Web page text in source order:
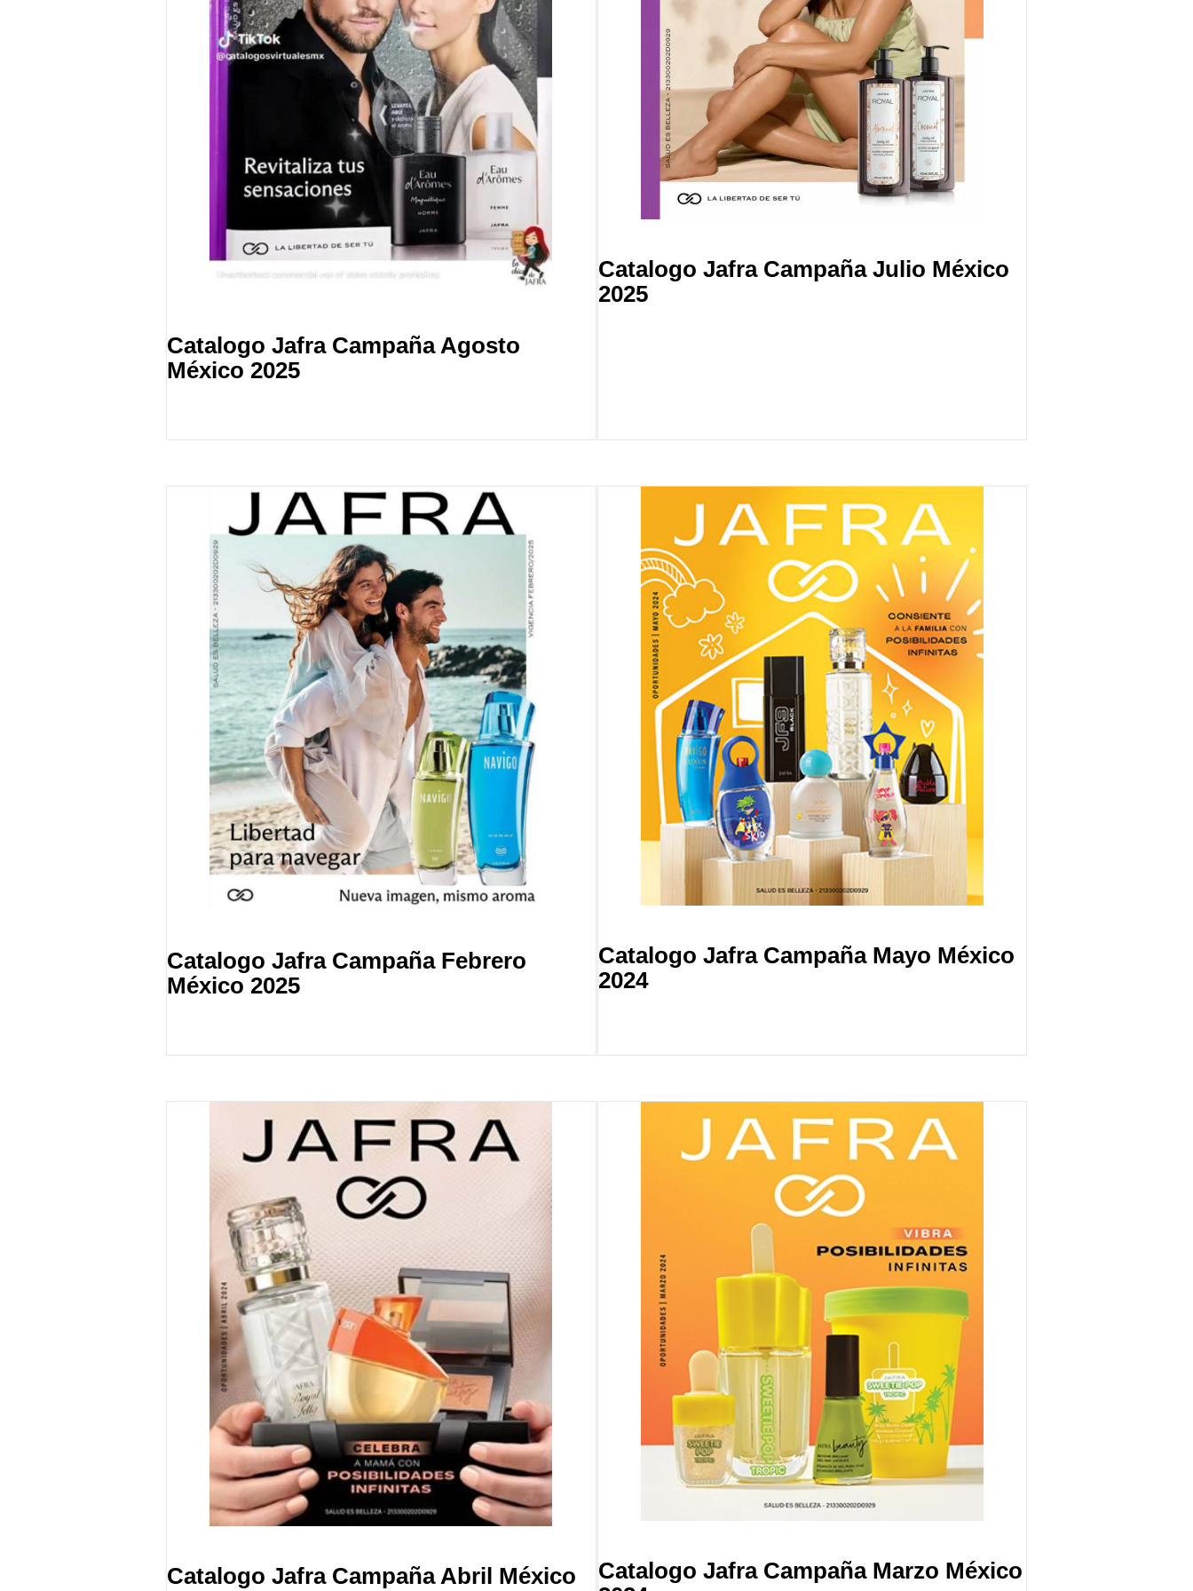
Catalogo Jafra Campaña Agosto
México 2025
Catalogo Jafra Campaña Julio México
2025
Catalogo Jafra Campaña Febrero
México 2025
Catalogo Jafra Campaña Mayo México
2024
Catalogo Jafra Campaña Abril México
Catalogo Jafra Campaña Marzo México